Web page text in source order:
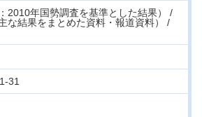
2010年国勢調査を基準とした結果） /
な結果をまとめた資料・報道資料） /
31